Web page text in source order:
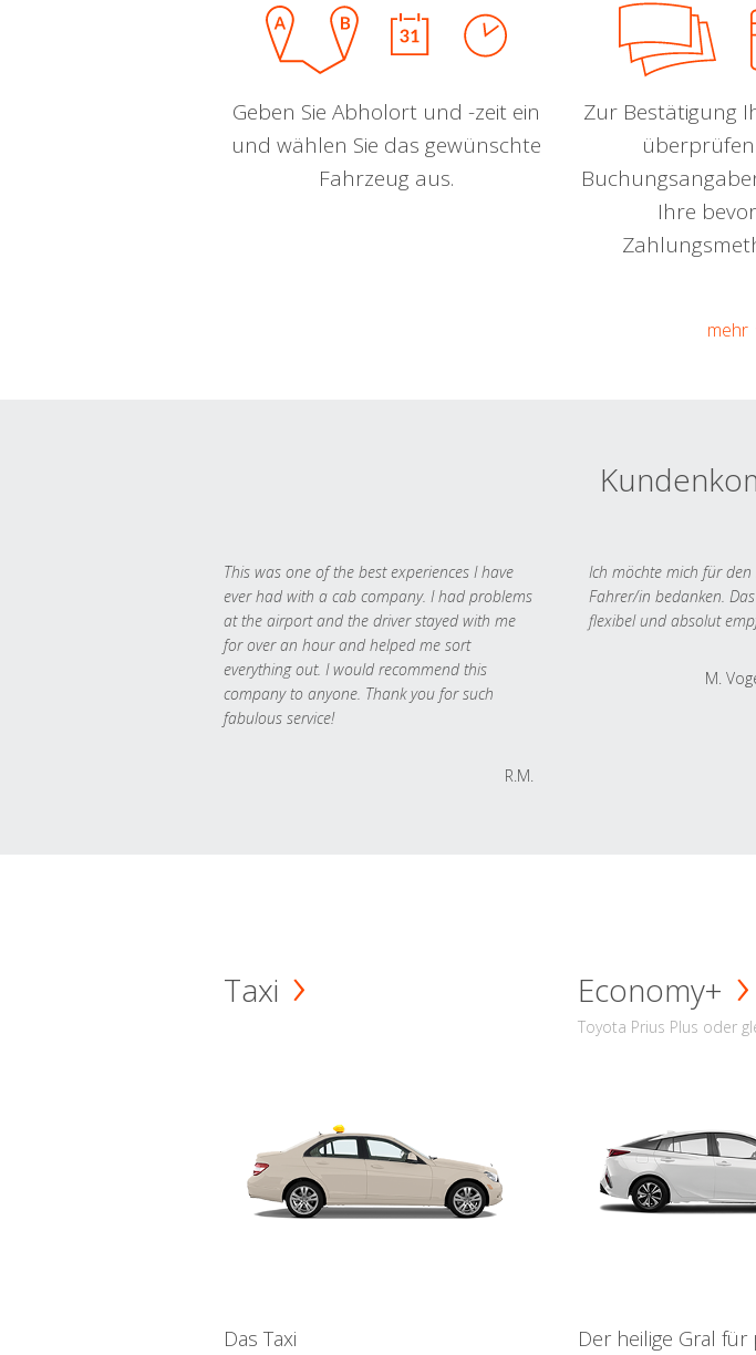
Geben Sie Abholort und -zeit ein
und wählen Sie das gewünschte
Fahrzeug aus.
Zur Bestätigung
überprüfen
Ihre
mehr
This was one of the best experiences I have
ever had with a cab company. I had problems
at the airport and the driver stayed with me
for over an hour and helped me sort
everything out. I would recommend this
company to anyone. Thank you for such
fabulous service!
R.M.
Ich möchte mich für den
Fahrer/in bedanken.
flexibel und absolut
M.
Taxi
Das Taxi
Economy+
Toyota Prius Plus oder
Der heilige Gral